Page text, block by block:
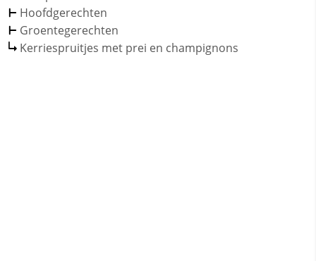
Hoofdgerechten
Groentegerechten
Kerriespruitjes met prei en champignons